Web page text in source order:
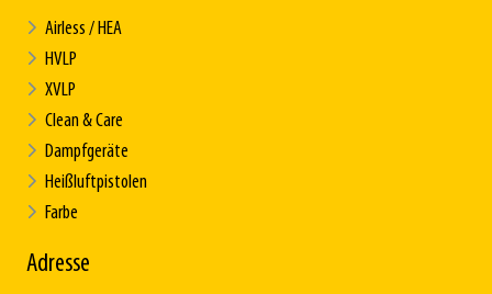
Airless / HEA
HVLP
XVLP
Clean & Care
Dampfgeräte
Heißluftpistolen
Farbe
Adresse